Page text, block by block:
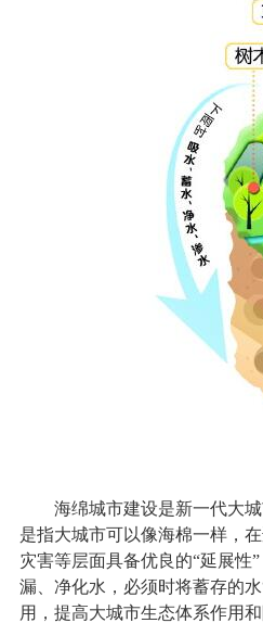
海绵城市建设是新一代大
是指大城市可以像海棉一样，
灾害等层面具备优良的“延展性
漏、净化水，必须时将蓄存的
用，提高大城市生态体系作用